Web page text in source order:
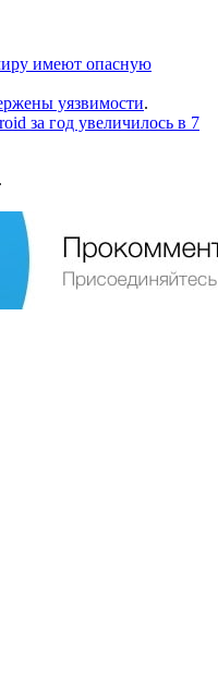
имеют опасную
уязвимости.
за год увеличилось в 7
.